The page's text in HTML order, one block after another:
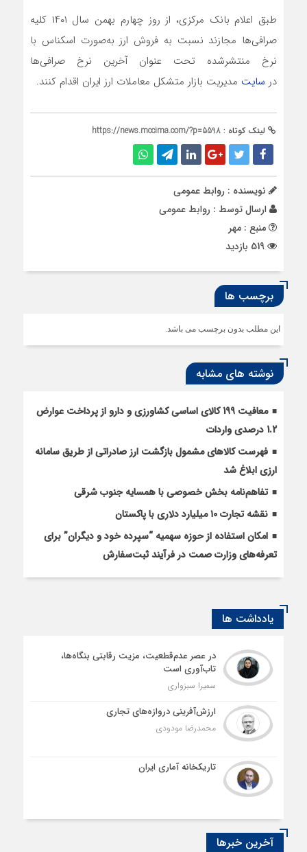
طبق اعلام بانک مرکزی، از روز چهارم بهمن سال ۱۴۰۱ کلیه
صرافی‌ها مجازند نسبت به فروش ارز به‌صورت اسکناس با
نرخ منتشرشده تحت عنوان آخرین نرخ صرافی‌ها
در سایت مدیریت بازار متشکل معاملات ارز ایران اقدام کنند.
لینک کوتاه : https://news.mccima.com/?p=5598
نویسنده : روابط عمومی
ارسال توسط : روابط عمومی
منبع : مهر
برچسب ها
این مطلب بدون برچسب می باشد.
نوشته های مشابه
معافیت 199 کالای اساسی کشاورزی و دارو از پرداخت عوارض
1.2 درصدی واردات
فهرست کالاهای مشمول بازگشت ارز صادراتی از طریق سامانه
ارزی ابلاغ شد
تفاهم‌نامه بخش خصوصی با همسایه جنوب شرقی
نقشه تجارت ۱۰‌ میلیارد دلاری با پاکستان
امکان استفاده از حوزه سهمیه “سپرده خود و دیگران” برای
تعرفه‌های وزارت صمت در فرآیند ثبت‌سفارش
یادداشت ها
در عصر عدم‌قطعیت، مزیت رقابتی بنگاه‌ها،
تاب‌آوری است
سمیرا سبزواری
ارزش‌آفرینی دروازه‌های تجاری
محمدرضا مودودی
تاریکخانه آماری ایران
آخرین خبرها